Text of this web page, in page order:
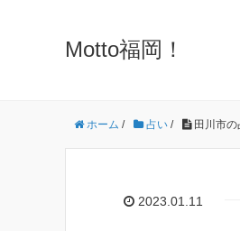
Motto福岡！
ホーム / 占い / 田川市
2023.01.11